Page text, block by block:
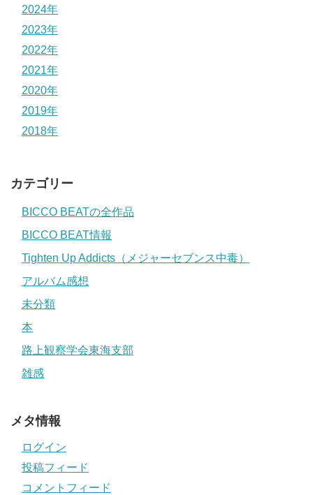
2024年
2023年
2022年
2021年
2020年
2019年
2018年
カテゴリー
BICCO BEATの全作品
BICCO BEAT情報
Tighten Up Addicts（メジャーセブンス中毒）
アルバム感想
未分類
本
路上観察学会東海支部
雑感
メタ情報
ログイン
投稿フィード
コメントフィード